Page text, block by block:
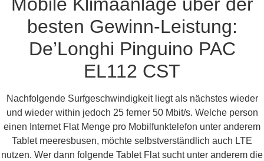
Mobile Klimaanlage über der
besten Gewinn-Leistung:
De’Longhi Pinguino PAC
EL112 CST
Nachfolgende Surfgeschwindigkeit liegt als nächstes wieder
und wieder within jedoch 25 ferner 50 Mbit/s. Welche person
einen Internet Flat Menge pro Mobilfunktelefon unter anderem
Tablet meeresbusen, möchte selbstverständlich auch LTE
nutzen. Wer dann folgende Tablet Flat sucht unter anderem die